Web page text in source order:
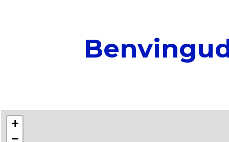
+
−